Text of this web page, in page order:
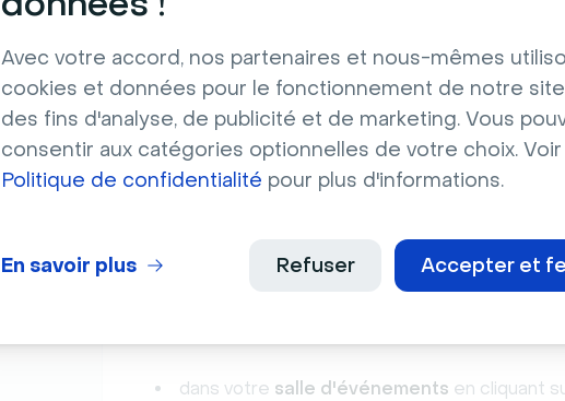
Avec votre accord, nos partenaires et nous-mêmes
cookies et données pour le fonctionnement de notre site
des fins d'analyse, de publicité et de marketing. Vous
consentir aux catégories optionnelles de votre choix.
Politique de confidentialité pour plus d'informations.
Accepter et
Refuser
En savoir plus
dans votretableau de bord d'événement
dans votre salle d'événements en cliquant